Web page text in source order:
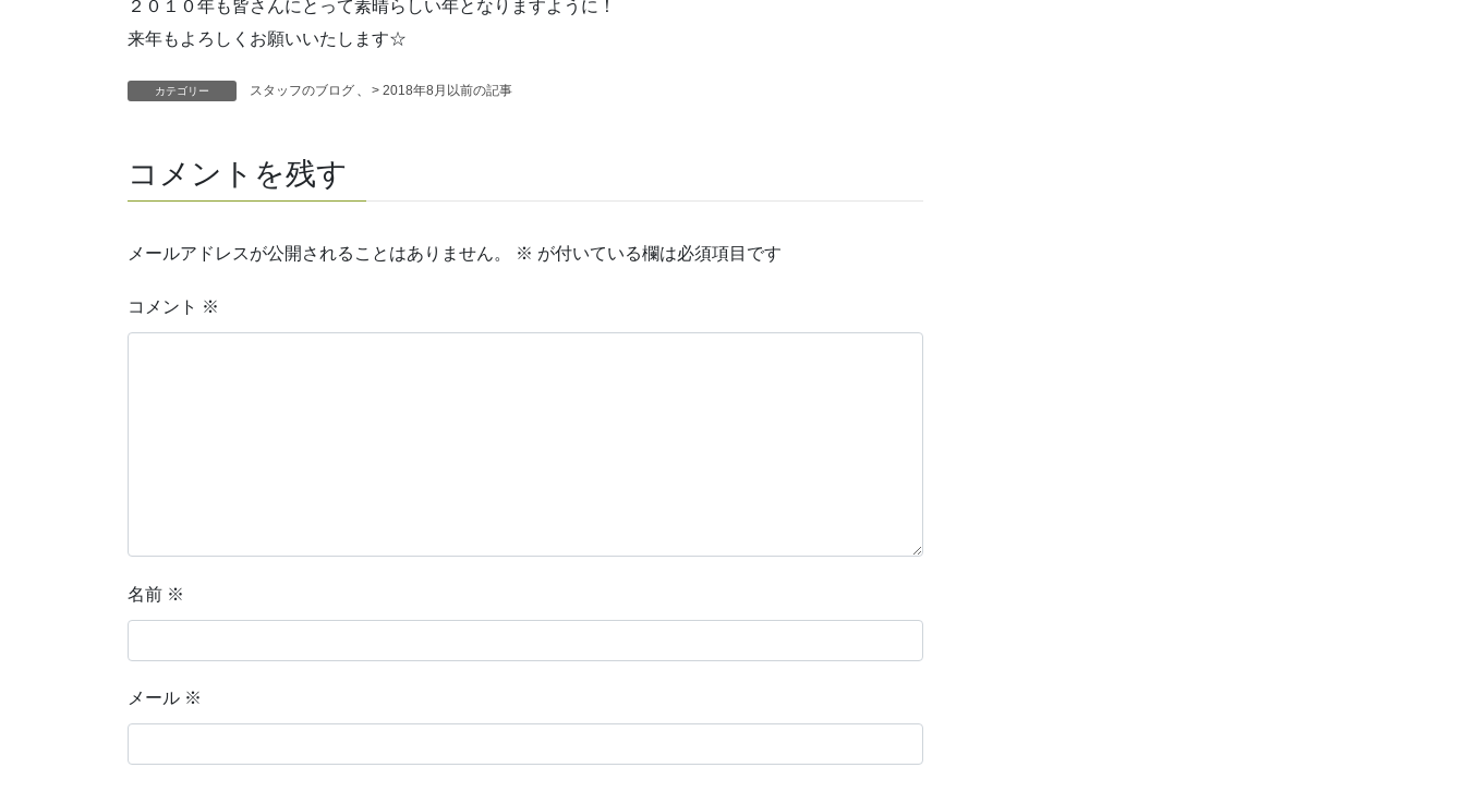
２０１０年も皆さんにとって素晴らしい年となりますように！
来年もよろしくお願いいたします☆
カテゴリー スタッフのブログ > 2018年8月以前の記事
コメントを残す
メールアドレスが公開されることはありません。 ※ が付いている欄は必須項目です
コメント ※
名前 ※
メール ※